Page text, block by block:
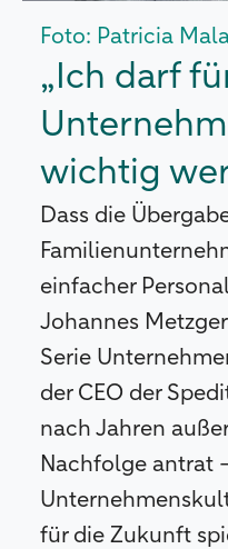
Foto: Patricia
„Ich darf
wichtig
Dass die
einfacher
Johannes
Serie
der CEO der
nach Jahren
Nachfolge antrat
für die Zukunft